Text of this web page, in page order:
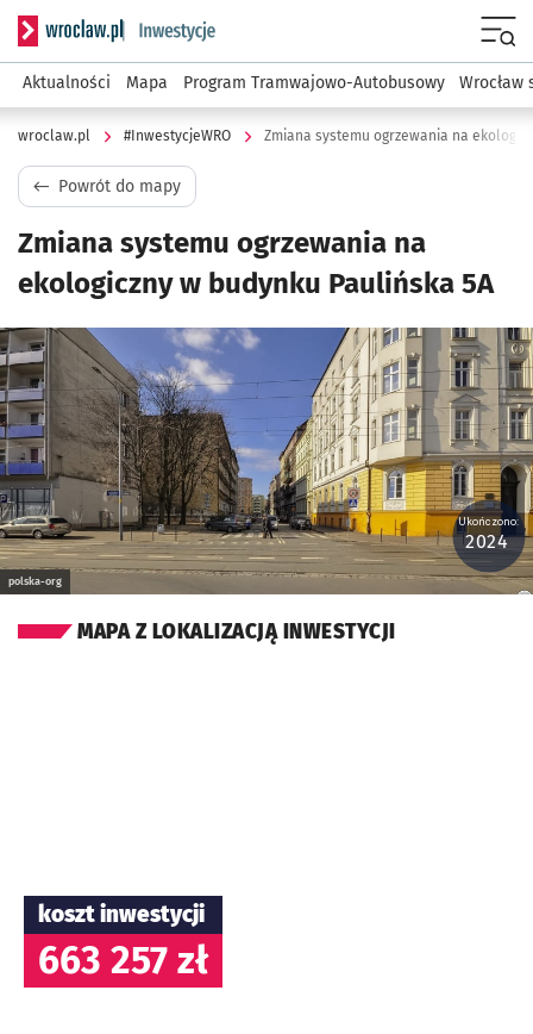
Serwis informacyjny wroclaw.pl podserwis:
Aktualności Mapa Program Tramwajowo-Autobusowy Wrocław
wroclaw.pl #InwestycjeWRO Zmiana systemu ogrzewania na
Powrót do mapy
Zmiana systemu ogrzewania na
ekologiczny w budynku Paulińska 5A
Kliknij, aby powiększyć
polska-org
Ukończono:
2024
MAPA Z LOKALIZACJĄ INWESTYCJI
koszt inwestycji
663 257 zł